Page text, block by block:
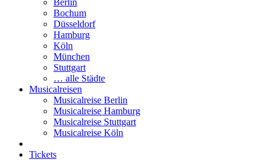
Berlin
Bochum
Düsseldorf
Hamburg
Köln
München
Stuttgart
… alle Städte
Musicalreisen
Musicalreise Berlin
Musicalreise Hamburg
Musicalreise Stuttgart
Musicalreise Köln
Tickets